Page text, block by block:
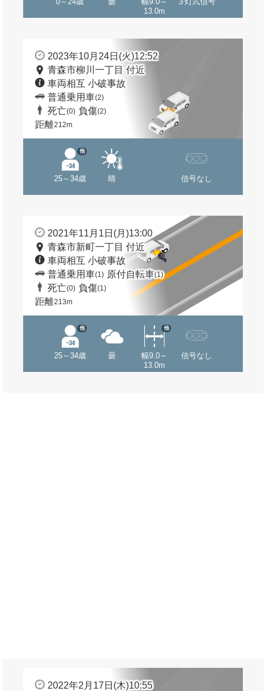
13.0m
2023年10月24日(火)12:52
青森市柳川一丁目 付近
車両相互 小破事故
普通乗用車(2)
死亡(0) 負傷(2)
距離212m
25～34歳
他
晴 信号なし
2021年11月1日(月)13:00
青森市新町一丁目 付近
車両相互 小破事故
普通乗用車(1) 原付自転車(1)
死亡(0) 負傷(1)
距離213m
25～34歳
他
曇
幅9.0～
13.0m
他
信号なし
2022年2月17日(木)10:55